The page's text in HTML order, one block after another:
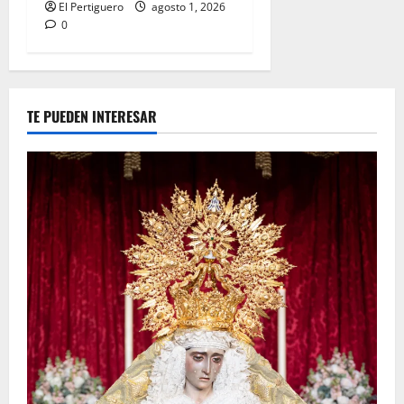
El Pertiguero
agosto 1, 2026
0
TE PUEDEN INTERESAR